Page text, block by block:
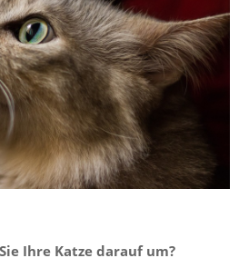
Ihre Katze darauf um?